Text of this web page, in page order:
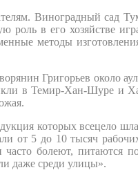
Виноградный сад
в его хозяйстве
методы
Григорьев около
в Темир-Хан-Шуре и
которых всецело
от 5 до 10 тысяч
часто болеют,
даже среди улицы».